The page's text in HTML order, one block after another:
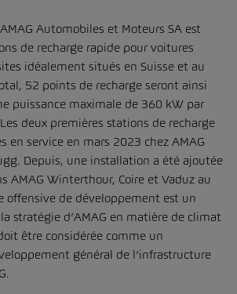
Automobiles et Moteurs SA est
de recharge rapide pour voitures
idéalement situés en Suisse et au
52 points de recharge seront ainsi
puissance maximale de 360 kW par
deux premières stations de recharge
en service en mars 2023 chez AMAG
Depuis, une installation a été ajoutée
AMAG Winterthour, Coire et Vaduz au
offensive de développement est un
stratégie d’AMAG en matière de climat
être considérée comme un
général de l’infrastructure